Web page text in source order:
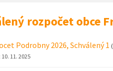
rozpočet obce
Podrobny 2026, Schválený 1
10. 11. 2025